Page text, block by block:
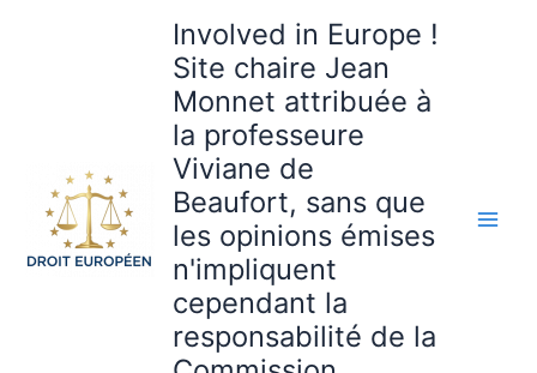
Involved in Europe !
Site chaire Jean
Monnet attribuée à
la professeure
Viviane de
Beaufort, sans que
les opinions émises
n'impliquent
cependant la
responsabilité de la